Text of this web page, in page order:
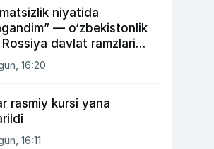
niyatida
— o‘zbekistonlik
davlat ramzlari
poyandoz haqida
16:20
rasmiy kursi yana
16:11